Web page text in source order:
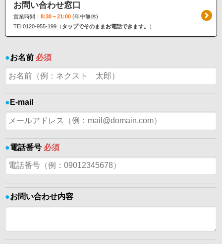
お問い合わせ窓口
営業時間： 8:30～21:00(年中無休)
TEl:0120-955-199（ タップでそのままお電話できます。 ）
●お名前 必須
● E-mail
●電話番号 必須
●お問い合わせ内容